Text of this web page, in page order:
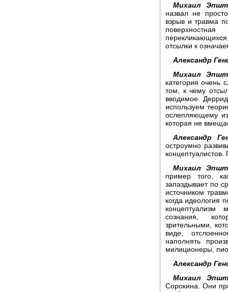
Михаил
назвал не
взрыв и травма
отсылки к
Александр
Михаил
категория очень
том, к чему
вводимое
используем
ослепляющему
которая не
Александр
остроумно
Михаил
пример того,
запаздывает по
источником
когда идеология
концептуализм
сознания,
зрительными,
виде,
наполнять
милиционеры,
Александр
Михаил
Сорокина. Они